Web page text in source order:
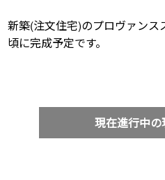
新築(注文住宅)のプロヴァンス
頃に完成予定です。
現在進行中